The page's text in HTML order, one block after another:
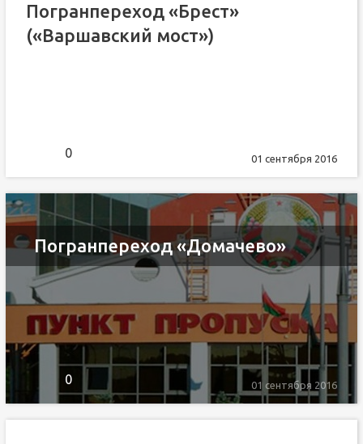
Погранпереход «Брест»
(«Варшавский мост»)
0 01 сентября 2016
Погранпереход «Домачево»
0 01 сентября 2016